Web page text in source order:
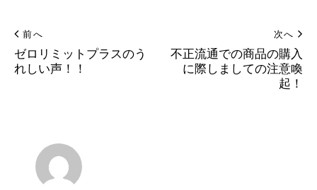
前へ
ゼロリミットプラスのう
れしい声！！
次へ
不正流通での商品の購入
に際しましての注意喚
起！